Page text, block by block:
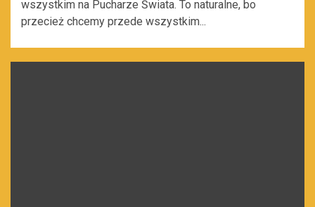
wszystkim na Pucharze Świata. To naturalne, bo
przecież chcemy przede wszystkim...